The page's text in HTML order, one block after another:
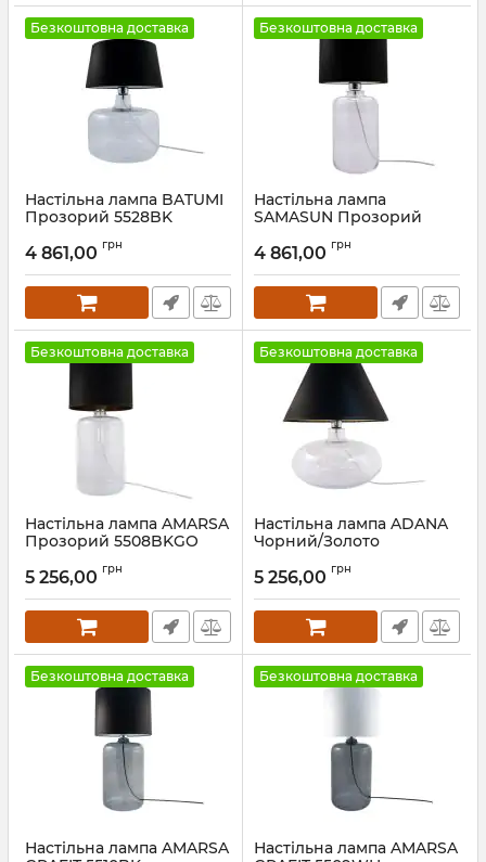
Безкоштовна доставка
Настільна лампа BATUMI
Прозорий 5528BK
4 861,00 грн
Безкоштовна доставка
Настільна лампа
SAMASUN Прозорий
Артикул:5501BK
4 861,00 грн
Безкоштовна доставка
Настільна лампа AMARSA
Прозорий 5508BKGO
5 256,00 грн
Безкоштовна доставка
Настільна лампа ADANA
Чорний/Золото
Артикул:5520BKGO
5 256,00 грн
Безкоштовна доставка
Настільна лампа AMARSA
Безкоштовна доставка
Настільна лампа AMARSA